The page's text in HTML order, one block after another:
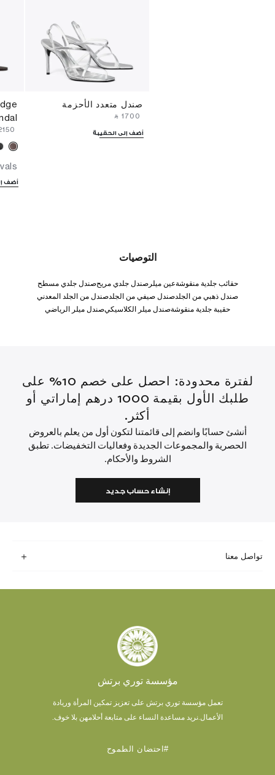
صندل متعدد الأحزمة
‎ ⃁ ⁦1700⁩ ‎
أضف إلى الحقيبة
أضف
التوصيات
حقائب جلدية منقوشةعين ميلرصندل جلدي مريحصندل جلدي مسطح
صندل ذهبي من الجلدصندل صيفي من الجلدصندل من الجلد المعدني
حقيبة جلدية منقوشةصندل ميلر الكلاسيكيصندل ميلر الرياضي
لفترة محدودة: احصل على خصم 10% على
طلبك الأول بقيمة 1000 درهم إماراتي أو
أكثر.
أنشئ حسابًا وانضم إلى قائمتنا لتكون أول من يعلم بالعروض
الحصرية والمجموعات الجديدة وفعاليات التخفيضات. تطبق
الشروط والأحكام.
إنشاء حساب جديد
تواصل معنا
مؤسسة توري برتش
تعمل مؤسسة توري برتش على تعزيز تمكين المرأة وريادة
الأعمال. نريد مساعدة النساء على متابعة أحلامهن بلا خوف.
#احتضان الطموح